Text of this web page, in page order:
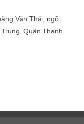
Văn Thái, ngõ
Quận Thanh